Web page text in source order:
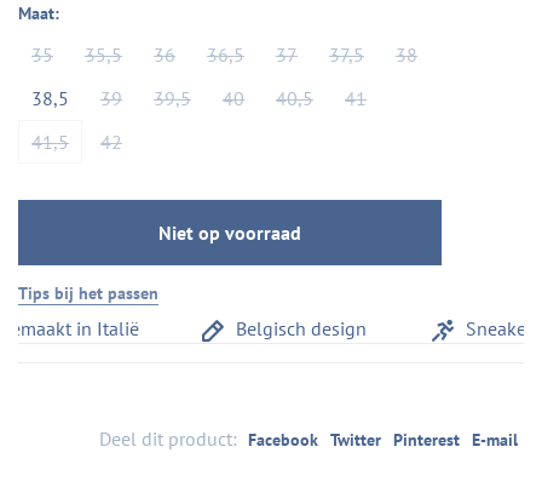
Maat:
35 35,5 36 36,5 37 37,5
38
38,5
39 39,5 40 40,5
41
41,5
42
Niet op voorraad
Tips bij het passen
in Italië Belgisch design
Deel dit product: Facebook Twitter Pinterest E-mail